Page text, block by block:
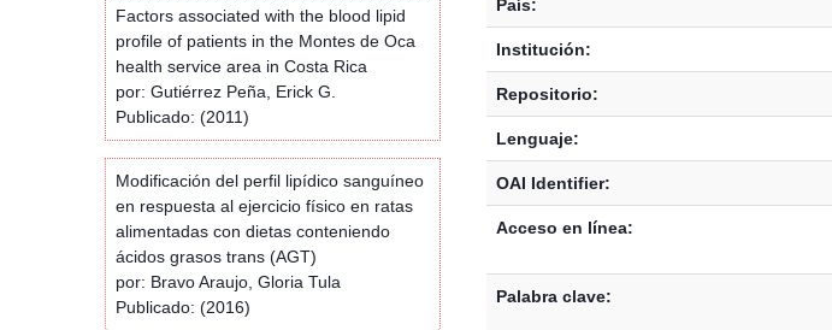
País:
Institución:
Repositorio:
Lenguaje:
OAI Identifier:
Acceso en línea:
Palabra clave:
Factors associated with the blood lipid
profile of patients in the Montes de Oca
health service area in Costa Rica
por: Gutiérrez Peña, Erick G.
Publicado: (2011)
Modificación del perfil lipídico sanguíneo
en respuesta al ejercicio físico en ratas
alimentadas con dietas conteniendo
ácidos grasos trans (AGT)
por: Bravo Araujo, Gloria Tula
Publicado: (2016)